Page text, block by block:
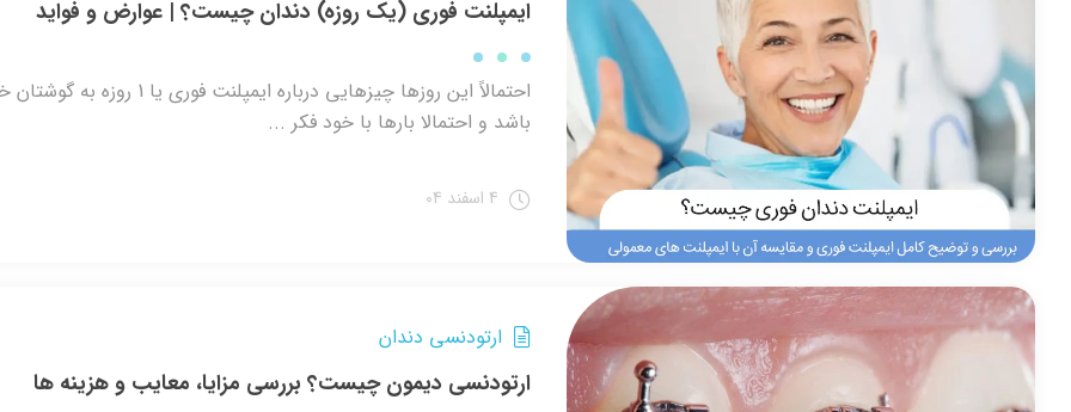
ایمپلنت فوری (یک روزه) دندان چیست؟ | عوارض و فواید
احتمالاً این روزها چیزهایی درباره ایمپلنت فوری یا 1
باشد و احتمالا بارها با خود فکر ...
ارتودنسی دندان
ارتودنسی دیمون چیست؟ بررسی مزایا، معایب و هزینه ‌ها